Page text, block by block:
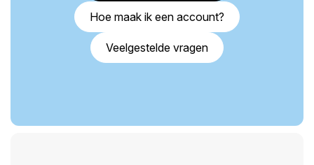
Hoe maak ik een account?
Veelgestelde vragen